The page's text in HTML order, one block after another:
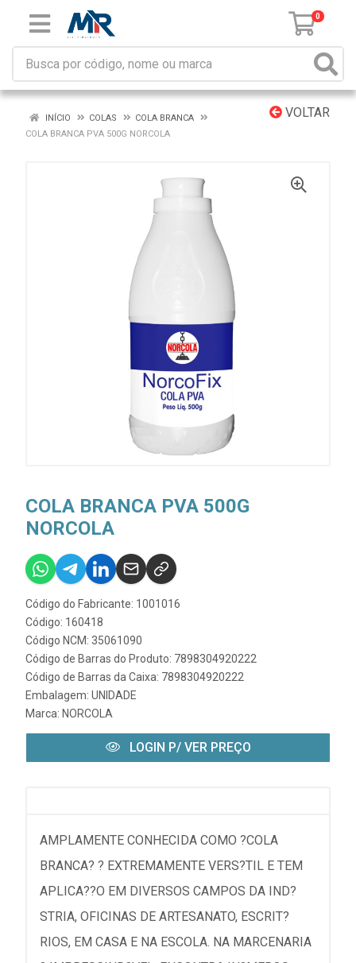
0
VOLTAR
INÍCIO COLAS
COLA BRANCA
COLA BRANCA PVA 500G NORCOLA
COLA BRANCA PVA 500G
NORCOLA
Código do Fabricante: 1001016
Código: 160418
Código NCM: 35061090
Código de Barras do Produto: 7898304920222
Código de Barras da Caixa: 7898304920222
Embalagem: UNIDADE
Marca: NORCOLA
LOGIN P/ VER PREÇO
AMPLAMENTE CONHECIDA COMO ?COLA
BRANCA? ? EXTREMAMENTE VERS?TIL E TEM
APLICA??O EM DIVERSOS CAMPOS DA IND?
STRIA, OFICINAS DE ARTESANATO, ESCRIT?
RIOS, EM CASA E NA ESCOLA. NA MARCENARIA